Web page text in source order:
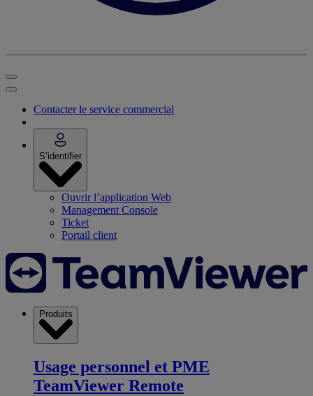
Contacter le service commercial
S’identifier
Ouvrir l’application Web
Management Console
Ticket
Portail client
Produits
Usage personnel et PME
TeamViewer Remote